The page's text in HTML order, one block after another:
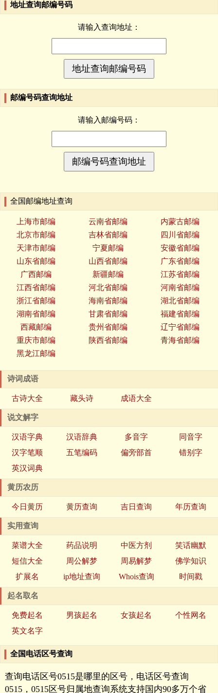
地址查询邮编号码
请输入查询地址：
邮编号码查询地址
请输入邮编号码：
全国邮编地址查询
上海市邮编 云南省邮编
内蒙古邮编
北京市邮编
吉林省邮编
四川省邮编
天津市邮编
宁夏邮编
安徽省邮编
山东省邮编
山西省邮编
广东省邮编
广西邮编
新疆邮编
江苏省邮编
江西省邮编
河北省邮编
河南省邮编
浙江省邮编
海南省邮编
湖北省邮编
湖南省邮编
甘肃省邮编
福建省邮编
西藏邮编
贵州省邮编
辽宁省邮编
重庆市邮编
陕西省邮编
青海省邮编
黑龙江邮编
诗词成语
古诗大全 藏头诗 成语大全
说文解字
汉语字典 汉语辞典 多音字
同音字
汉字笔顺
五笔编码 偏旁部首
错别字
英汉词典
黄历农历
今日黄历 黄历查询 吉日查询 年历查询
实用查询
菜谱大全 药品说明 中医方剂
笑话幽默
短信大全
周公解梦 周易解梦
佛学知识
扩展名
ip地址查询 Whois查询 时间戳
起名取名
免费起名 男孩起名 女孩起名
个性网名
英文名字
全国电话区号查询
查询电话区号0515是哪里的区号，电话区号查询
0515，0515区号归属地查询系统支持国内90多万个省